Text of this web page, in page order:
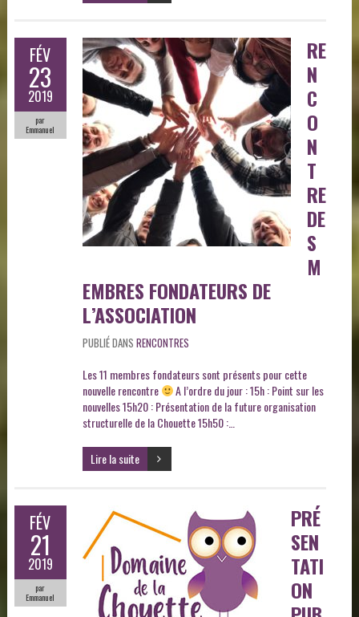
FÉV
23
2019
par
Emmanuel
RE
N
C
O
N
T
RE
DE
S
M
EMBRES FONDATEURS DE
L’ASSOCIATION
PUBLIÉ DANS RENCONTRES
Les 11 membres fondateurs sont présents pour cette
nouvelle rencontre
A l’ordre du jour : 15h : Point sur les
nouvelles 15h20 : Présentation de la future organisation
structurelle de la Chouette 15h50 :…
Lire la suite
FÉV
21
2019
par
Emmanuel
PRÉ
SEN
TATI
ON